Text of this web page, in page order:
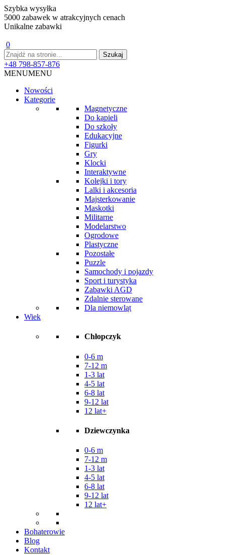
Szybka wysyłka
5000 zabawek w atrakcyjnych cenach
Unikalne zabawki
0
+48 798-857-876
MENUMENU
Nowości
Kategorie
Magnetyczne
Do kąpieli
Do szkoły
Edukacyjne
Figurki
Gry
Klocki
Interaktywne
Kolejki i tory
Lalki i akcesoria
Majsterkowanie
Maskotki
Militarne
Modelarstwo
Ogrodowe
Plastyczne
Pozostałe
Puzzle
Samochody i pojazdy
Sport i turystyka
Zabawki AGD
Zdalnie sterowane
Dla niemowląt
Wiek
Chłopczyk
0-6 m
7-12 m
1-3 lat
4-5 lat
6-8 lat
9-12 lat
12 lat+
Dziewczynka
0-6 m
7-12 m
1-3 lat
4-5 lat
6-8 lat
9-12 lat
12 lat+
Bohaterowie
Blog
Kontakt